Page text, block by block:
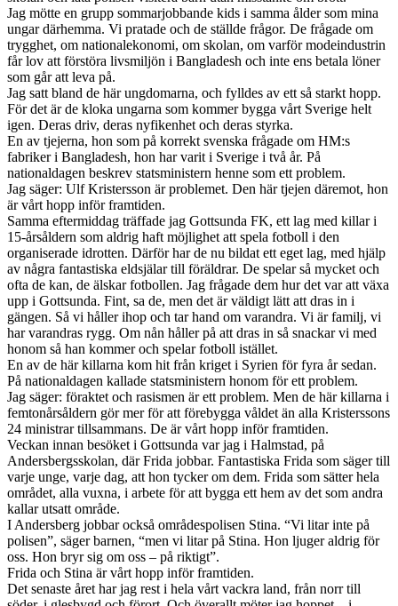
Jag mötte en grupp sommarjobbande kids i samma ålder som mina
ungar därhemma. Vi pratade och de ställde frågor. De frågade om
trygghet, om nationalekonomi, om skolan, om varför modeindustrin
får lov att förstöra livsmiljön i Bangladesh och inte ens betala löner
som går att leva på.
Jag satt bland de här ungdomarna, och fylldes av ett så starkt hopp.
För det är de kloka ungarna som kommer bygga vårt Sverige helt
igen. Deras driv, deras nyfikenhet och deras styrka.
En av tjejerna, hon som på korrekt svenska frågade om HM:s
fabriker i Bangladesh, hon har varit i Sverige i två år. På
nationaldagen beskrev statsministern henne som ett problem.
Jag säger: Ulf Kristersson är problemet. Den här tjejen däremot, hon
är vårt hopp inför framtiden.
Samma eftermiddag träffade jag Gottsunda FK, ett lag med killar i
15-årsåldern som aldrig haft möjlighet att spela fotboll i den
organiserade idrotten. Därför har de nu bildat ett eget lag, med hjälp
av några fantastiska eldsjälar till föräldrar. De spelar så mycket och
ofta de kan, de älskar fotbollen. Jag frågade dem hur det var att växa
upp i Gottsunda. Fint, sa de, men det är väldigt lätt att dras in i
gängen. Så vi håller ihop och tar hand om varandra. Vi är familj, vi
har varandras rygg. Om nån håller på att dras in så snackar vi med
honom så han kommer och spelar fotboll istället.
En av de här killarna kom hit från kriget i Syrien för fyra år sedan.
På nationaldagen kallade statsministern honom för ett problem.
Jag säger: föraktet och rasismen är ett problem. Men de här killarna i
femtonårsåldern gör mer för att förebygga våldet än alla Kristerssons
24 ministrar tillsammans. De är vårt hopp inför framtiden.
Veckan innan besöket i Gottsunda var jag i Halmstad, på
Andersbergsskolan, där Frida jobbar. Fantastiska Frida som säger till
varje unge, varje dag, att hon tycker om dem. Frida som sätter hela
området, alla vuxna, i arbete för att bygga ett hem av det som andra
kallar utsatt område.
I Andersberg jobbar också områdespolisen Stina. “Vi litar inte på
polisen”, säger barnen, “men vi litar på Stina. Hon ljuger aldrig för
oss. Hon bryr sig om oss – på riktigt”.
Frida och Stina är vårt hopp inför framtiden.
Det senaste året har jag rest i hela vårt vackra land, från norr till